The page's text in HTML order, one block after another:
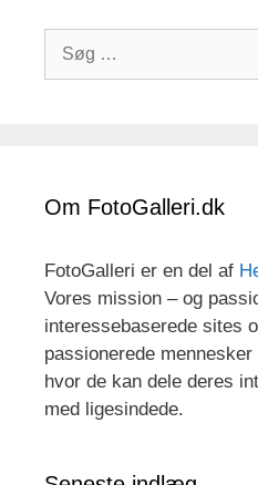
Søg
Om FotoGalleri.dk
FotoGalleri er en del af
Vores mission – og
interessebaserede sites
passionerede
hvor de kan dele deres
med ligesindede.